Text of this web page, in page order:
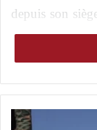
depuis son
Mort sur
l’affaire
soudanaise
F